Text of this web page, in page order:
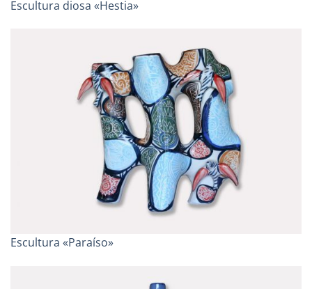
Escultura diosa «Hestia»
Escultura «Paraíso»